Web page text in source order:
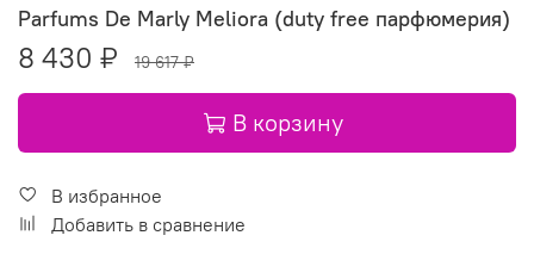
Parfums De Marly Meliora (duty free парфюмерия)
8 430 ₽ 19 617 ₽
В корзину
В избранное
Добавить в сравнение